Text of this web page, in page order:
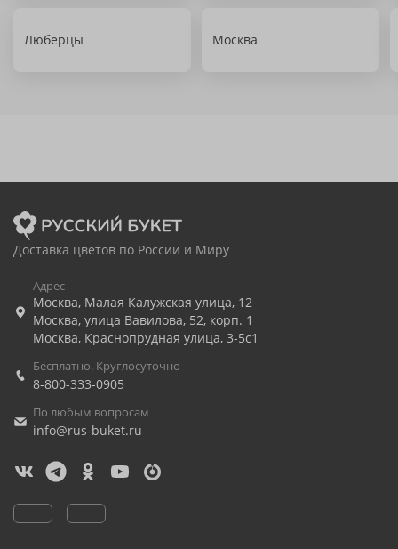
Люберцы Москва
Доставка цветов по России и Миру
Адрес
Москва, Малая Калужская улица, 12
Москва, улица Вавилова, 52, корп. 1
Москва, Краснопрудная улица, 3-5с1
Бесплатно. Круглосуточно
8-800-333-0905
По любым вопросам
info@rus-buket.ru